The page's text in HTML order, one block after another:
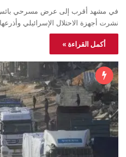
في مشهد أقرب إلى عرض مسرحي بائس
نشرت أجهزة الاحتلال الإسرائيلي
أكمل القراءة »